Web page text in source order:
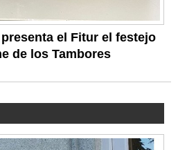
el Fitur el festejo
de los Tambores